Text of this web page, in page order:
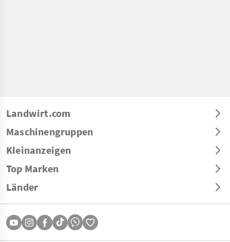
Landwirt.com
Maschinengruppen
Kleinanzeigen
Top Marken
Länder